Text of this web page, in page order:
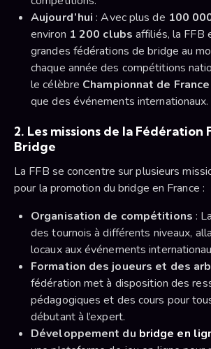
Aujourd’hui : Avec plus de 100
environ 1 200 clubs affiliés, la FFB
grandes fédérations de bridge au
chaque année des compétitions
le célèbre Championnat de
que des événements internationaux.
2. Les missions de la Fédération
Bridge
La FFB se concentre sur plusieurs
pour la promotion du bridge en France :
Organisation de compétitions :
des tournois à différents niveaux,
locaux aux événements
Formation des joueurs et des
fédération met à disposition des
pédagogiques et des cours pour
débutant à l’expert.
Développement du bridge en